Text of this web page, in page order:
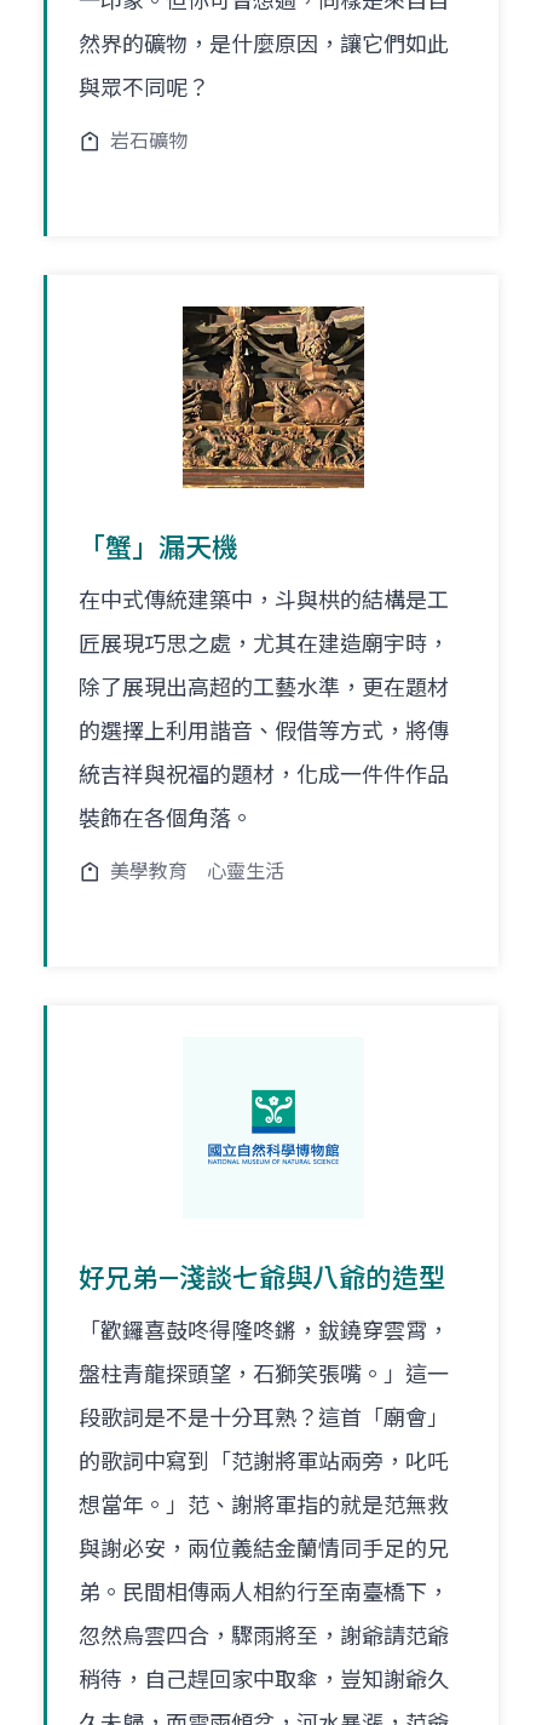
然界的礦物，是什麼原因，讓它們如此
與眾不同呢？
岩石礦物
「蟹」漏天機
在中式傳統建築中，斗與栱的結構是工
匠展現巧思之處，尤其在建造廟宇時，
除了展現出高超的工藝水準，更在題材
的選擇上利用諧音、假借等方式，將傳
統吉祥與祝福的題材，化成一件件作品
裝飾在各個角落。
美學教育 心靈生活
好兄弟—淺談七爺與八爺的造型
「歡鑼喜鼓咚得隆咚鏘，鈸鐃穿雲霄，
盤柱青龍探頭望，石獅笑張嘴。」這一
段歌詞是不是十分耳熟？這首「廟會」
的歌詞中寫到「范謝將軍站兩旁，叱吒
想當年。」范、謝將軍指的就是范無救
與謝必安，兩位義結金蘭情同手足的兄
弟。民間相傳兩人相約行至南臺橋下，
忽然烏雲四合，驟雨將至，謝爺請范爺
稍待，自己趕回家中取傘，豈知謝爺久